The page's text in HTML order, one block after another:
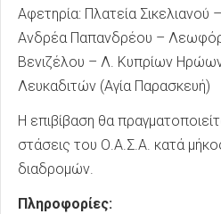
Αφετηρία: Πλατεία
Ανδρέα Παπανδρέου –
Βενιζέλου – Λ. Κυπρίων
Λευκαδιτών (Αγία Παρασκευή)
Η επιβίβαση θα
στάσεις του Ο.Α.Σ.Α. κατά
διαδρομών.
Πληροφορίες: